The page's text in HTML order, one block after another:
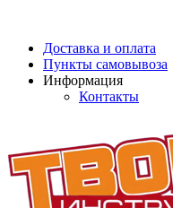
Доставка и оплата
Пункты самовывоза
Информация
Контакты